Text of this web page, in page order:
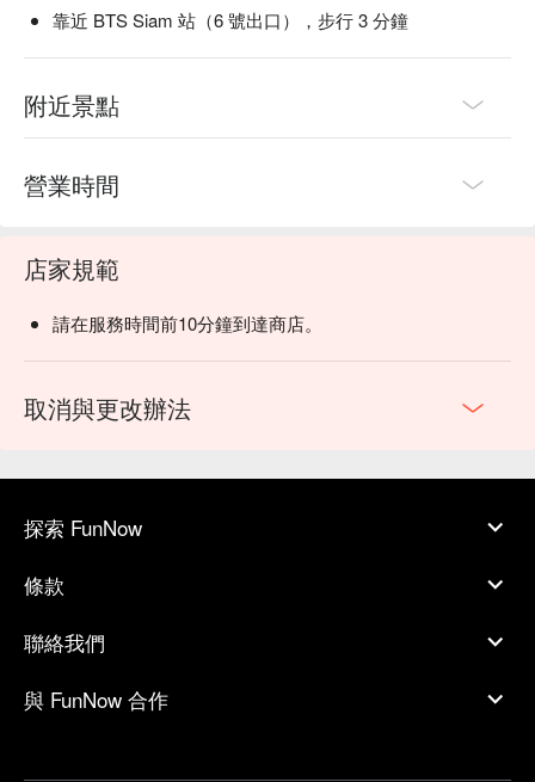
靠近 BTS Siam 站（6 號出口），步行 3 分鐘
附近景點
營業時間
店家規範
請在服務時間前10分鐘到達商店。
取消與更改辦法
探索 FunNow
條款
聯絡我們
與 FunNow 合作